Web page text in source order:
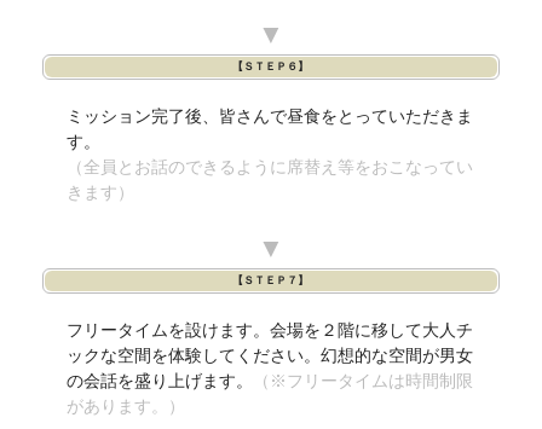
▼
【ＳＴＥＰ６】
ミッション完了後、皆さんで昼食をとっていただきま
す。
（全員とお話のできるように席替え等をおこなってい
きます）
▼
【ＳＴＥＰ７】
フリータイムを設けます。会場を２階に移して大人チ
ックな空間を体験してください。幻想的な空間が男女
の会話を盛り上げます。
（※フリータイムは時間制限
があります。）